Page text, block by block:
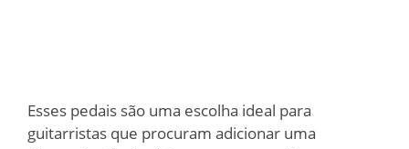
Esses pedais são uma escolha ideal para
guitarristas que procuram adicionar uma